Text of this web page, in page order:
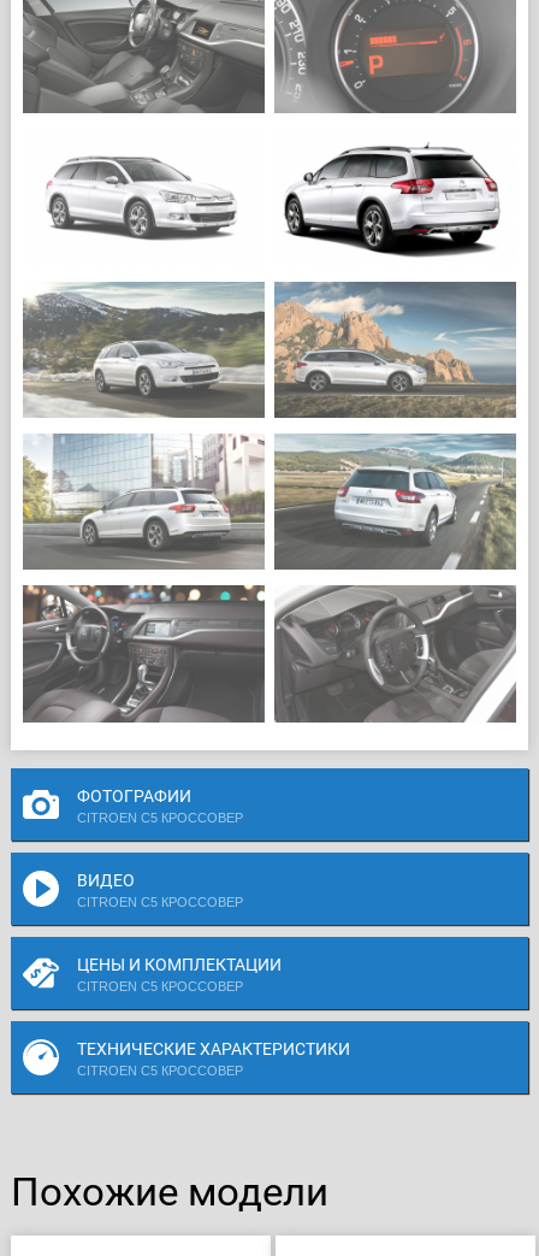
ФОТОГРАФИИ
CITROEN C5 КРОССОВЕР
ВИДЕО
CITROEN C5 КРОССОВЕР
ЦЕНЫ И КОМПЛЕКТАЦИИ
CITROEN C5 КРОССОВЕР
ТЕХНИЧЕСКИЕ ХАРАКТЕРИСТИКИ
CITROEN C5 КРОССОВЕР
Похожие модели